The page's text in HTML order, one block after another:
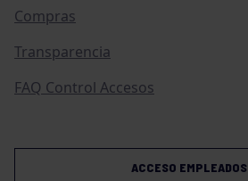
Compras
Transparencia
FAQ Control Accesos
ACCESO EMPLEADOS